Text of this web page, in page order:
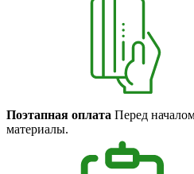
Поэтапная оплата Перед
материалы.